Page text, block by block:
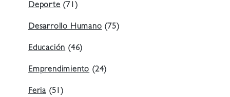
Deporte (71)
Desarrollo Humano (75)
Educación (46)
Emprendimiento (24)
Feria (51)